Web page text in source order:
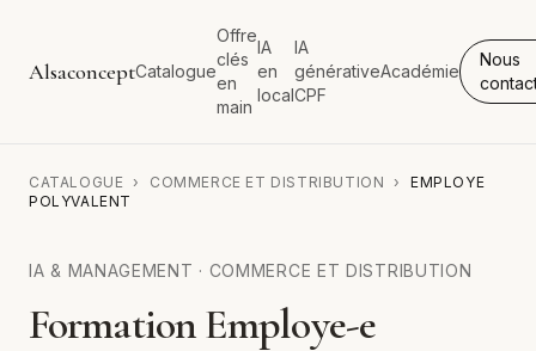
AlsaconceptCatalogue
Offre
clés
en
main
IA
en
local
IA
générative
CPF
Académie
Nous
CATALOGUE › COMMERCE ET DISTRIBUTION ›
EMPLOYE
POLYVALENT
IA & MANAGEMENT · COMMERCE ET DISTRIBUTION
Formation Employe-e